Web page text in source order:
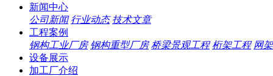
新闻中心
公司新闻 行业动态 技术文章
工程案例
钢构工业厂房 钢构重型厂房 桥梁景观工程 桁架工程 网
设备展示
加工厂介绍